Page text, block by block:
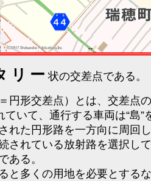
リー状の交差点である。
円形交差点）とは、交差点
ていて、通行する車両は“島”
れた円形路を一方向に周回
されている放射路を選択し
ある。
と多くの用地を必要とする